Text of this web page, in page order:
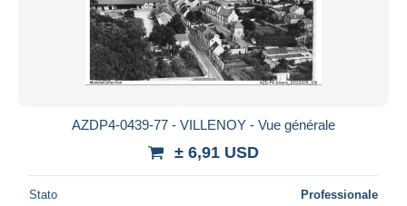
AZDP4-0439-77 - VILLENOY - Vue générale
± 6,91 USD
Stato Professionale